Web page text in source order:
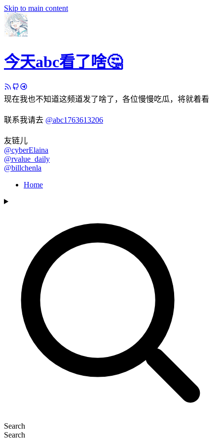
Skip to main content
今天abc看了啥🤔
现在我也不知道这频道发了啥了，各位慢慢吃瓜，将就着看
联系我请去 @abc1763613206
友链儿
@cyberElaina
@rvalue_daily
@billchenla
Home
Search
Search